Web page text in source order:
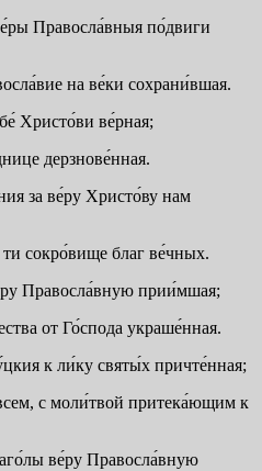
Правосла́вныя по́двиги
на ве́ки сохрани́вшая.
Христо́ви ве́рная;
дерзнове́нная.
за ве́ру Христо́ву нам
ти сокро́вище благ ве́чных.
Правосла́вную прии́мшая;
от Го́спода украше́нная.
к ли́ку святы́х причте́нная;
с моли́твой притека́ющим к
ве́ру Правосла́вную